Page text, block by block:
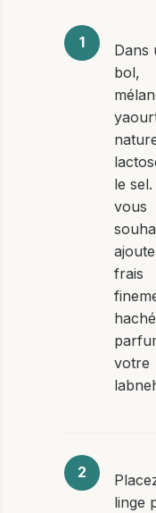
Dans
bol,
le sel.
vous
frais
votre
linge